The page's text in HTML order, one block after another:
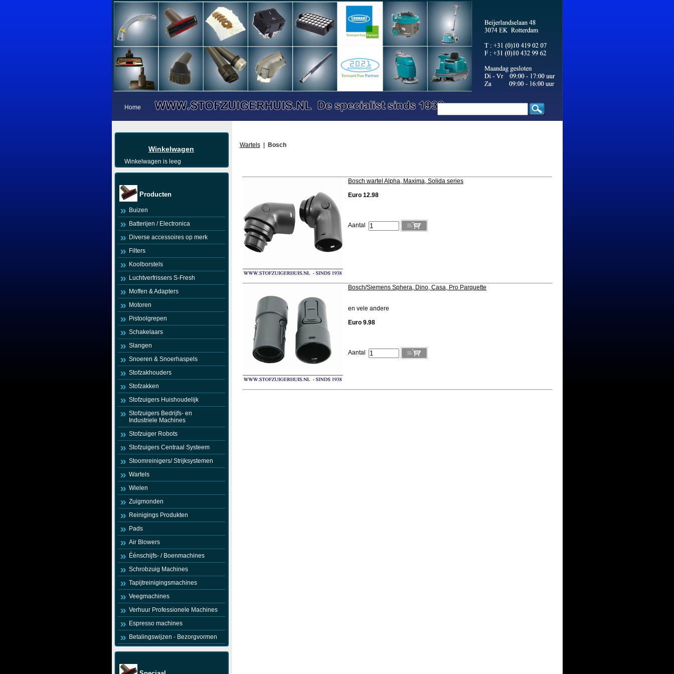
Home
Winkelwagen
Winkelwagen is leeg
Producten
Buizen
Batterijen / Electronica
Diverse accessoires op merk
Filters
Koolborstels
Luchtverfrissers S-Fresh
Moffen & Adapters
Motoren
Pistoolgrepen
Schakelaars
Slangen
Snoeren & Snoerhaspels
Stofzakhouders
Stofzakken
Stofzuigers Huishoudelijk
Stofzuigers Bedrijfs- en
Industriele Machines
Stofzuiger Robots
Stofzuigers Centraal Systeem
Stoomreinigers/ Strijksystemen
Wartels
Wielen
Zuigmonden
Reinigings Produkten
Pads
Air Blowers
Éénschijfs- / Boenmachines
Schrobzuig Machines
Tapijtreinigingsmachines
Veegmachines
Verhuur Professionele Machines
Espresso machines
Betalingswijzen - Bezorgvormen
Wartels| Bosch
Bosch wartel Alpha, Maxima, Solida series
Euro 12.98
Aantal
Bosch/Siemens Sphera, Dino, Casa, Pro Parquette
en vele andere
Euro 9.98
Aantal